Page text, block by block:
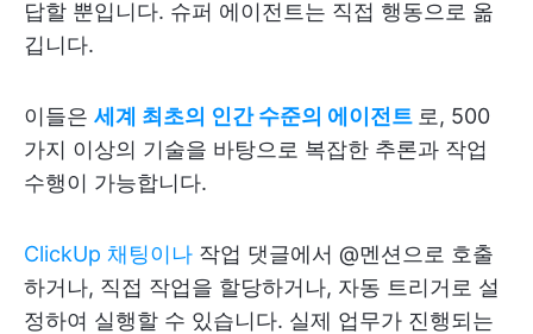
답할 뿐입니다. 슈퍼 에이전트는 직접 행동으로 옮
깁니다.
이들은 세계 최초의 인간 수준의 에이전트 로, 500
가지 이상의 기술을 바탕으로 복잡한 추론과 작업
수행이 가능합니다.
ClickUp 채팅이나 작업 댓글에서 @멘션으로 호출
하거나, 직접 작업을 할당하거나, 자동 트리거로 설
정하여 실행할 수 있습니다. 실제 업무가 진행되는